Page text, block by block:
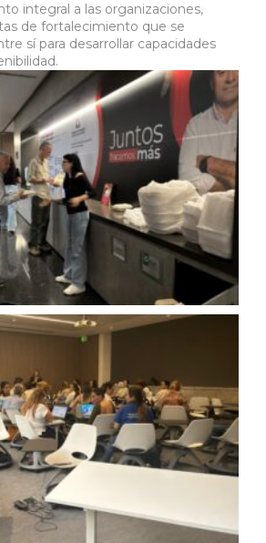
integral a las organizaciones,
de fortalecimiento que se
sí para desarrollar capacidades